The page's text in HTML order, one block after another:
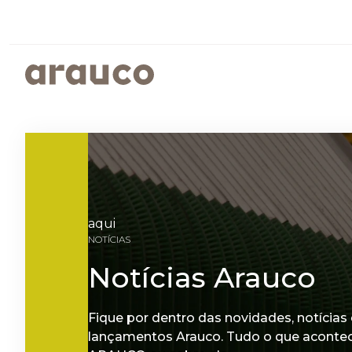
EUROPE
CENTRO AMERICA UK
ARAUCO BRASIL
FEIRAS LANÇAMENTO
PROJETO
SUSTENTABILIDADE
PROGRAMAS SOCIOAMBIENTAIS
RELATÓRIOS DE SUSTENTABILIDADE
ISTO É ARAUCO
GOVERNANÇA CORPORATIVA
FALE CONOSCO
aqui
NOTÍCIAS
Notícias Arauco
Fique por dentro das novidades, notícias
lançamentos Arauco. Tudo o que